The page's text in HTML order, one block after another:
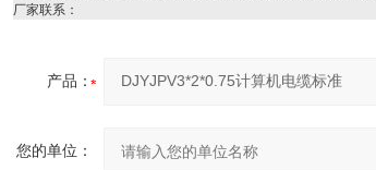
厂家联系：
产品：
您的单位：